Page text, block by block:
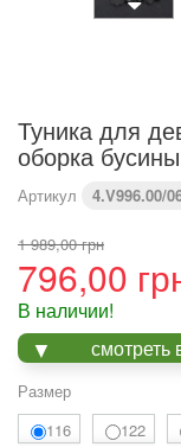
Туника для
оборка бусины
Артикул 4.V996.00/
1 989,00 грн
796,00
В наличии!
смотреть
Размер
116
122